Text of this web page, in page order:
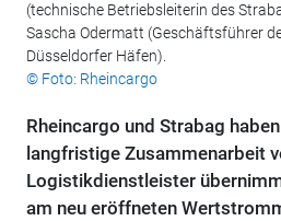
(technische Betriebsleiterin des
Sascha Odermatt (Geschäftsführer
Düsseldorfer Häfen).
© Foto: Rheincargo
Rheincargo und Strabag
langfristige Zusammenarbeit
Logistikdienstleister
am neu eröffneten